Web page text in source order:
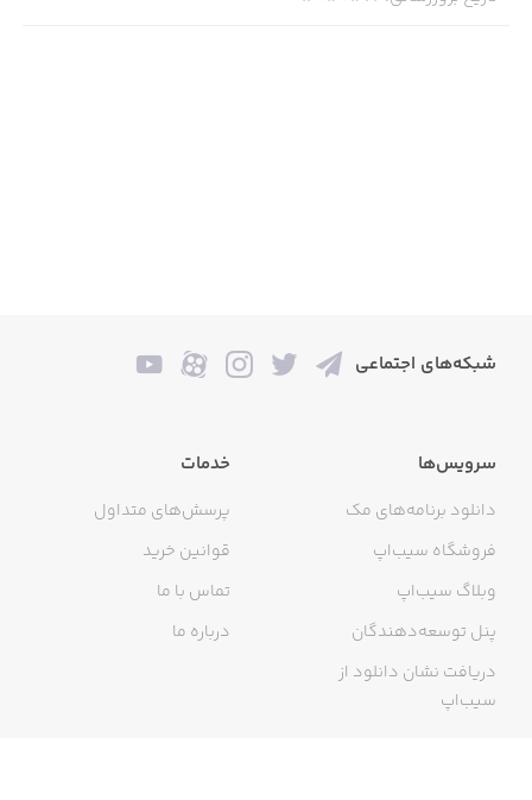
شبکه‌های اجتماعی
سرویس‌ها
دانلود برنامه‌های مک
فروشگاه سیب‌اپ
وبلاگ سیب‌اپ
پنل توسعه‌دهندگان
دریافت نشان دانلود از
سیب‌اپ
خدمات
پرسش‌های متداول
قوانین خرید
تماس با ما
درباره ما